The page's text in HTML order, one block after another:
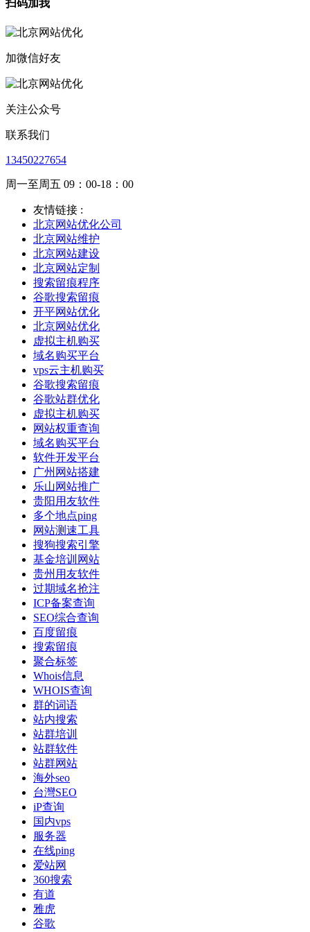
扫码加我
加微信好友
关注公众号
联系我们
13450227654
周一至周五 09：00-18：00
友情链接 :
北京网站优化公司
北京网站维护
北京网站建设
北京网站定制
搜索留痕程序
谷歌搜索留痕
开平网站优化
北京网站优化
虚拟主机购买
域名购买平台
vps云主机购买
谷歌搜索留痕
谷歌站群优化
虚拟主机购买
网站权重查询
域名购买平台
软件开发平台
广州网站搭建
乐山网站推广
贵阳用友软件
多个地点ping
网站测速工具
搜狗搜索引擎
基金培训网站
贵州用友软件
过期域名抢注
ICP备案查询
SEO综合查询
百度留痕
搜索留痕
聚合标签
Whois信息
WHOIS查询
群的词语
站内搜索
站群培训
站群软件
站群网站
海外seo
台灣SEO
iP查询
国内vps
服务器
在线ping
爱站网
360搜索
有道
雅虎
谷歌